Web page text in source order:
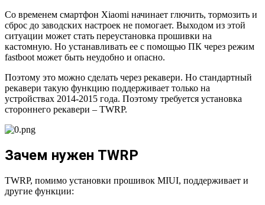
Со временем смартфон Xiaomi начинает глючить, тормозить и
сброс до заводских настроек не помогает. Выходом из этой
ситуации может стать переустановка прошивки на
кастомную. Но устанавливать ее с помощью ПК через режим
fastboot может быть неудобно и опасно.
Поэтому это можно сделать через рекавери. Но стандартный
рекавери такую функцию поддерживает только на
устройствах 2014-2015 года. Поэтому требуется установка
стороннего рекавери – TWRP.
Зачем нужен TWRP
TWRP, помимо установки прошивок MIUI, поддерживает и
другие функции: